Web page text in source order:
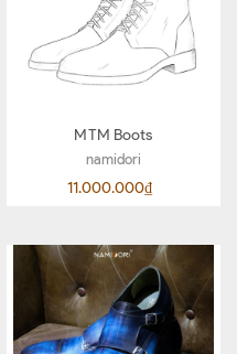
MTM Boots
namidori
11.000.000₫